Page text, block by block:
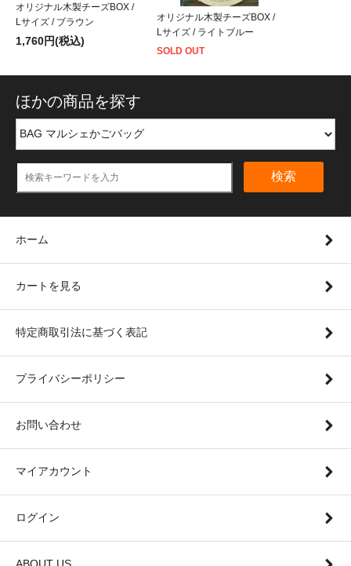
オリジナル木製チーズBOX /
Lサイズ / ブラウン
1,760円(税込)
オリジナル木製チーズBOX /
Lサイズ / ライトブルー
SOLD OUT
ほかの商品を探す
検索
ホーム
カートを見る
特定商取引法に基づく表記
プライバシーポリシー
お問い合わせ
マイアカウント
ログイン
ABOUT US